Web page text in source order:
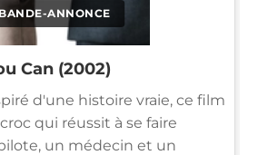
BANDE-ANNONCE
Can (2002)
d'une histoire vraie, ce film
qui réussit à se faire
un médecin et un